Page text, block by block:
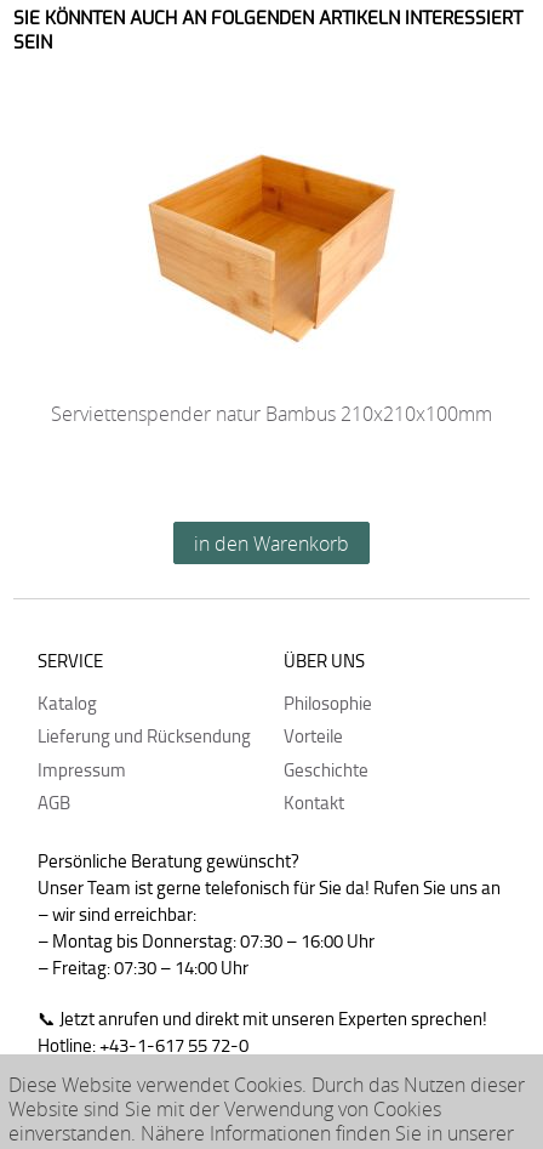
SIE KÖNNTEN AUCH AN FOLGENDEN ARTIKELN INTERESSIERT
SEIN
Serviettenspender natur Bambus 210x210x100mm
SERVICE
Katalog
Lieferung und Rücksendung
Impressum
AGB
ÜBER UNS
Philosophie
Vorteile
Geschichte
Kontakt
Persönliche Beratung gewünscht?
Unser Team ist gerne telefonisch für Sie da! Rufen Sie uns an
– wir sind erreichbar:
– Montag bis Donnerstag: 07:30 – 16:00 Uhr
– Freitag: 07:30 – 14:00 Uhr
📞 Jetzt anrufen und direkt mit unseren Experten sprechen!
Hotline: +43-1-617 55 72-0
WhatsApp : +43-664-99830765
Diese Website verwendet Cookies. Durch das Nutzen dieser
Website sind Sie mit der Verwendung von Cookies
einverstanden. Nähere Informationen finden Sie in unserer